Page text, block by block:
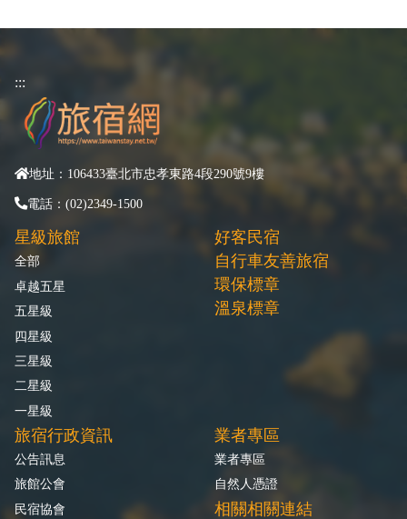
:::
地址：106433臺北市忠孝東路4段290號9樓
電話：(02)2349-1500
星級旅館
全部
卓越五星
五星級
四星級
三星級
二星級
一星級
好客民宿
自行車友善旅宿
環保標章
溫泉標章
旅宿行政資訊
公告訊息
旅館公會
民宿協會
業者專區
業者專區
自然人憑證
相關相關連結